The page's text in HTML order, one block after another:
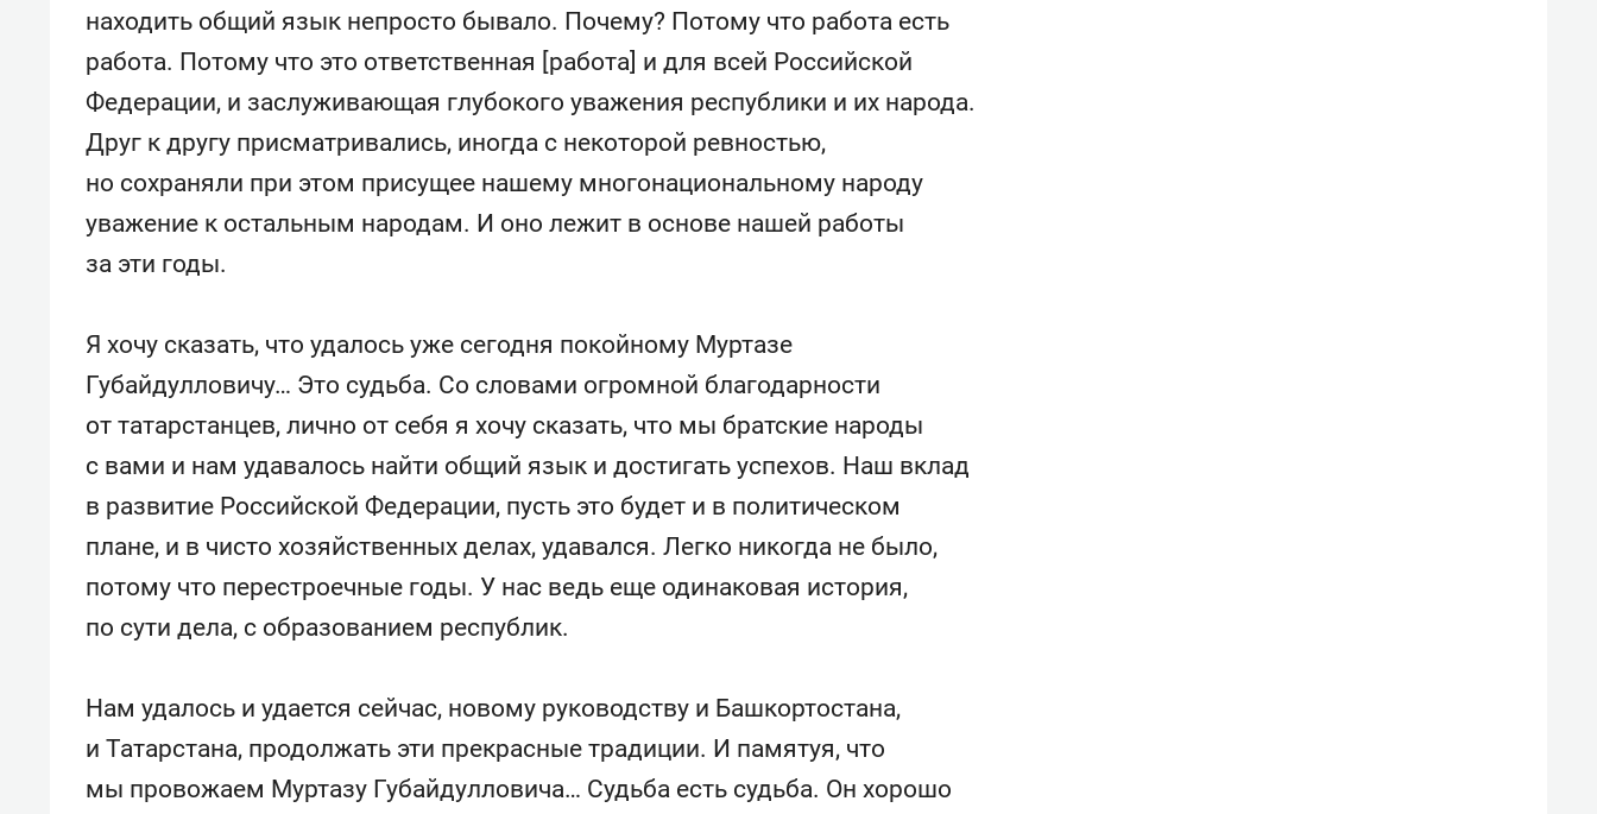
находить общий язык непросто бывало. Почему? Потому что работа есть
работа. Потому что это ответственная [работа] и для всей Российской
Федерации, и заслуживающая глубокого уважения республики и их народа.
Друг к другу присматривались, иногда с некоторой ревностью,
но сохраняли при этом присущее нашему многонациональному народу
уважение к остальным народам. И оно лежит в основе нашей работы
за эти годы.
Я хочу сказать, что удалось уже сегодня покойному Муртазе
Губайдулловичу… Это судьба. Со словами огромной благодарности
от татарстанцев, лично от себя я хочу сказать, что мы братские народы
с вами и нам удавалось найти общий язык и достигать успехов. Наш вклад
в развитие Российской Федерации, пусть это будет и в политическом
плане, и в чисто хозяйственных делах, удавался. Легко никогда не было,
потому что перестроечные годы. У нас ведь еще одинаковая история,
по сути дела, с образованием республик.
Нам удалось и удается сейчас, новому руководству и Башкортостана,
и Татарстана, продолжать эти прекрасные традиции. И памятуя, что
мы провожаем Муртазу Губайдулловича… Судьба есть судьба. Он хорошо